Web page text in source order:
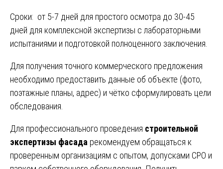
Сроки: от 5-7 дней для простого осмотра до 30-45
дней для комплексной экспертизы с лабораторными
испытаниями и подготовкой полноценного заключения.
Для получения точного коммерческого предложения
необходимо предоставить данные об объекте (фото,
поэтажные планы, адрес) и чётко сформулировать цели
обследования.
Для профессионального проведения строительной
экспертизы фасада рекомендуем обращаться к
проверенным организациям с опытом, допусками СРО и